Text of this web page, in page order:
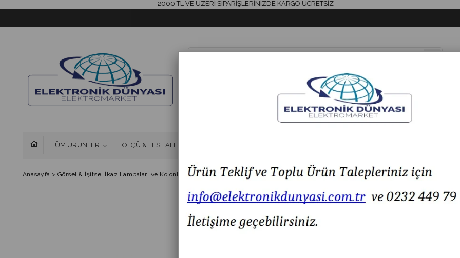
2000 TL VE ÜZERİ SİPARİŞLERİNİZDE KARGO ÜCRETSİZ
TÜM ÜRÜNLER ÖLÇÜ & TEST ALETLERİ
Anasayfa > Görsel & İşitsel İkaz Lambaları ve Kolonlar > MESAN MS 743.3.85-260VAC Ø90 LED Multifonksiyon İkaz Lamba
MESAN MS 743.3.85-260VAC Ø90 LED